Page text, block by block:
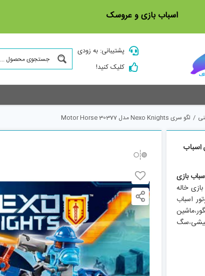
اسباب بازی و عروسک
پشتیبانی: به زودی
کلیک کنید!
/ لگو سری Nexo Knights مدل Motor Horse 30377
اسباب
بازی
خاله
اسباب
،ماشین
،سگ